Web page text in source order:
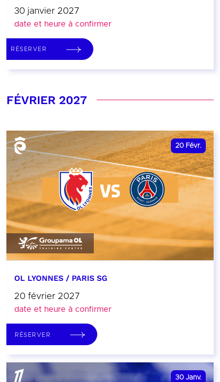
30 janvier 2027
date et heure à confirmer
RÉSERVER
FÉVRIER 2027
20 Févr.
OL LYONNES / PARIS SG
20 février 2027
date et heure à confirmer
RÉSERVER
30 Janv.